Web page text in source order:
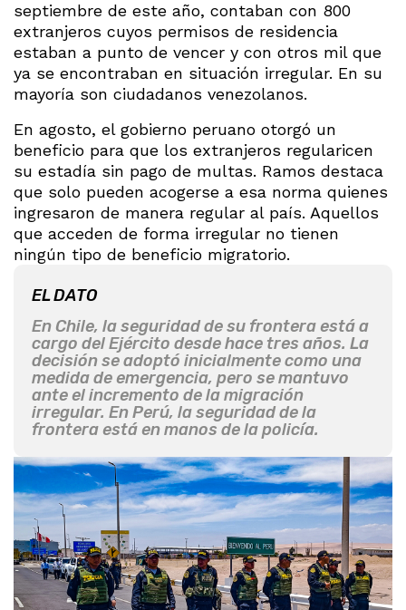
septiembre de este año, contaban con 800
extranjeros cuyos permisos de residencia
estaban a punto de vencer y con otros mil que
ya se encontraban en situación irregular. En su
mayoría son ciudadanos venezolanos.
En agosto, el gobierno peruano otorgó un
beneficio para que los extranjeros regularicen
su estadía sin pago de multas. Ramos destaca
que solo pueden acogerse a esa norma quienes
ingresaron de manera regular al país. Aquellos
que acceden de forma irregular no tienen
ningún tipo de beneficio migratorio.
EL DATO
En Chile, la seguridad de su frontera está a
cargo del Ejército desde hace tres años. La
decisión se adoptó inicialmente como una
medida de emergencia, pero se mantuvo
ante el incremento de la migración
irregular. En Perú, la seguridad de la
frontera está en manos de la policía.